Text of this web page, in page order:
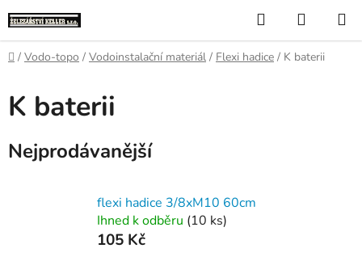
na
obsah
Hledat
KOŠÍK
Domů
/ Vodo-topo / Vodoinstalační materiál / Flexi hadice / K baterii
K baterii
Nejprodávanější
flexi hadice 3/8xM10 60cm
Ihned k odběru (10 ks)
105 Kč